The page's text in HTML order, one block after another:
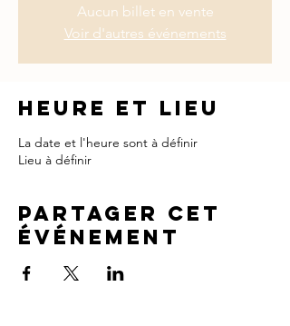
Aucun billet en vente
Voir d'autres événements
Heure et lieu
La date et l'heure sont à définir
Lieu à définir
Partager cet
événement